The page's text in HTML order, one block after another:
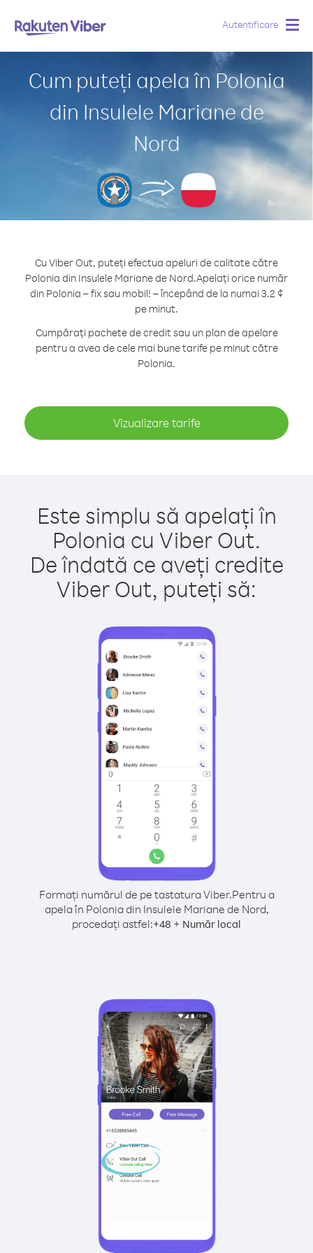
Autentificare
Cum puteți apela în Polonia
din Insulele Mariane de
Nord
Cu Viber Out, puteți efectua apeluri de calitate către
Polonia din Insulele Mariane de Nord.Apelați orice număr
din Polonia – fix sau mobil! – începând de la numai 3.2 ¢
pe minut.
Cumpărați pachete de credit sau un plan de apelare
pentru a avea de cele mai bune tarife pe minut către
Polonia.
Vizualizare tarife
Este simplu să apelați în
Polonia cu Viber Out.
De îndată ce aveți credite
Viber Out, puteți să:
Formați numărul de pe tastatura Viber.Pentru a
apela în Polonia din Insulele Mariane de Nord,
procedați astfel:+48 + Număr local